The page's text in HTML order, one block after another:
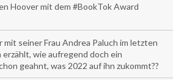
Hoover mit dem #BookTok Award
mit seiner Frau Andrea Paluch im letzten
erzählt, wie aufregend doch ein
geahnt, was 2022 auf ihn zukommt??